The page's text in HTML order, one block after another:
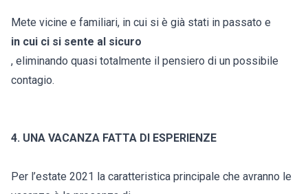
Mete vicine e familiari, in cui si è già stati in passato e
in cui ci si sente al sicuro
, eliminando quasi totalmente il pensiero di un possibile
contagio.
4. UNA VACANZA FATTA DI ESPERIENZE
Per l’estate 2021 la caratteristica principale che avranno le